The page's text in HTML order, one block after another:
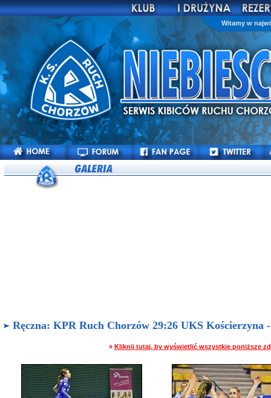
Witamy w
Ręczna: KPR Ruch Chorzów 29:26 UKS Kościerzyna
» Kliknij tutaj, by wyświetlić wszystkie poniższe